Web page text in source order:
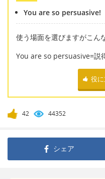
You are so persuasive!
使う場面を選びますがこん
You are so persuasive=説
役
42 44352
シェア